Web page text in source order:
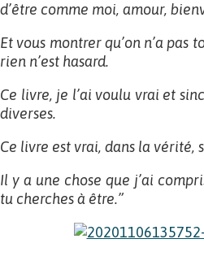
d’être comme moi, amour,
Et vous montrer qu’on n’a
rien n’est hasard.
Ce livre, je l’ai voulu vrai et
diverses.
Ce livre est vrai, dans la vérité,
Il y a une chose que j’ai
tu cherches à être.”